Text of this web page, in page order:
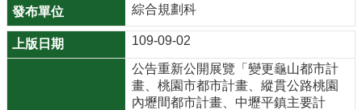
政
府
F
綜合規劃科
109-09-02
公告重新公開展覽「變更龜山都市計
畫、桃園市都市計畫、縱貫公路桃園
內壢間都市計畫、中壢平鎮主要計